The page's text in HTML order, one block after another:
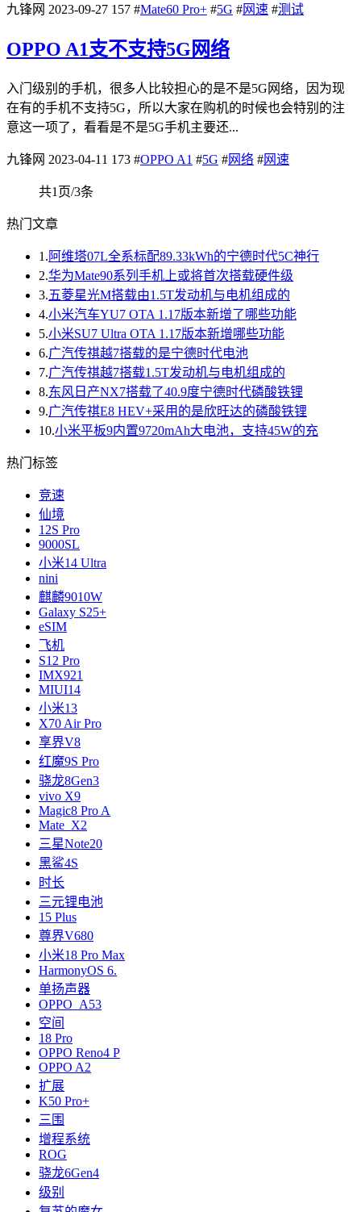
九锋网 2023-09-27 157 #Mate60 Pro+ #5G #网速 #测试
OPPO A1支不支持5G网络
入门级别的手机，很多人比较担心的是不是5G网络，因为现
在有的手机不支持5G，所以大家在购机的时候也会特别的注
意这一项了，看看是不是5G手机主要还...
九锋网 2023-04-11 173 #OPPO A1 #5G #网络 #网速
共1页/3条
热门文章
1. 阿维塔07L全系标配89.33kWh的宁德时代5C神行
2.华为Mate90系列手机上或将首次搭载硬件级
3.五菱星光M搭载由1.5T发动机与电机组成的
4.小米汽车YU7 OTA 1.17版本新增了哪些功能
5.小米SU7 Ultra OTA 1.17版本新增哪些功能
6.广汽传祺越7搭载的是宁德时代电池
7.广汽传祺越7搭载1.5T发动机与电机组成的
8.东风日产NX7搭载了40.9度宁德时代磷酸铁锂
9.广汽传祺E8 HEV+采用的是欣旺达的磷酸铁锂
10.小米平板9内置9720mAh大电池，支持45W的充
热门标签
竞速
仙境
12S Pro
9000SL
小米14 Ultra
nini
麒麟9010W
Galaxy S25+
eSIM
飞机
S12 Pro
IMX921
MIUI14
小米13
X70 Air Pro
享界V8
红魔9S Pro
骁龙8Gen3
vivo X9
Magic8 Pro A
Mate X2
三星Note20
黑鲨4S
时长
三元锂电池
15 Plus
尊界V680
小米18 Pro Max
HarmonyOS 6.
单扬声器
OPPO A53
空间
18 Pro
OPPO Reno4 P
OPPO A2
扩展
K50 Pro+
三围
增程系统
ROG
骁龙6Gen4
级别